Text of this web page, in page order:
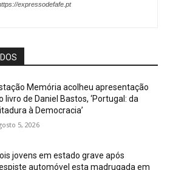
expressodefafe.pt
Memória acolheu apresentação
livro de Daniel Bastos, ‘Portugal: da
à Democracia’
5, 2026
jovens em estado grave após
automóvel esta madrugada em